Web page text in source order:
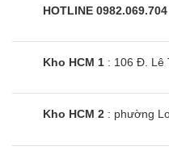
H600/CL-A 60000BTU 2
HOTLINE 0982.069.704
Kho HCM 1 : 106 Đ. Lê
Kho HCM 2 : phường